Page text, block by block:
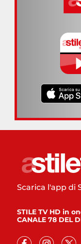
Scarica l'app di
STILE TV HD in
CANALE 78 DEL